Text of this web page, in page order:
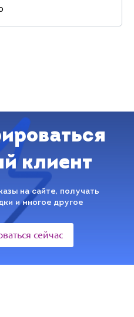
клиент
на сайте, получать
и многое другое
сейчас